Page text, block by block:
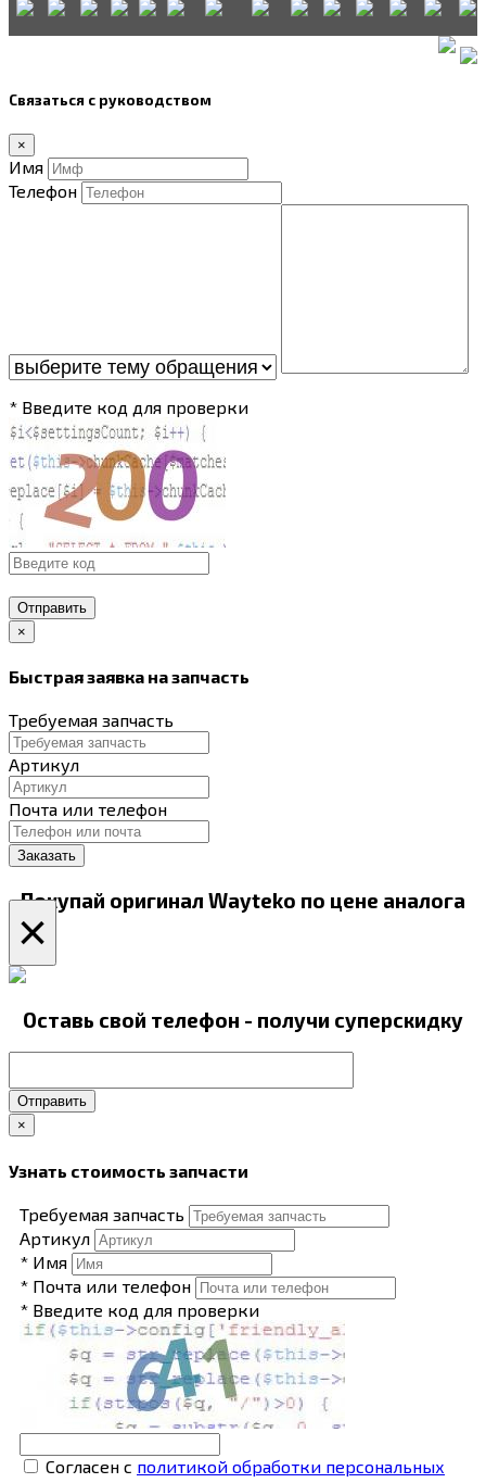
Связаться с руководством
×
Имя
Телефон
* Введите код для проверки
Отправить
×
Быстрая заявка на запчасть
Требуемая запчасть
Артикул
Почта или телефон
Покупай оригинал Wayteko по цене аналога
×
Оставь свой телефон - получи суперскидку
Отправить
×
Узнать стоимость запчасти
Требуемая запчасть
Артикул
* Имя
* Почта или телефон
* Введите код для проверки
Согласен с политикой обработки персональных